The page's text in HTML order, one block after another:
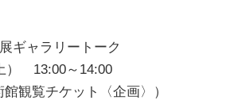
ギャラリートーク
） 13:00～14:00
観覧チケット〈企画〉）